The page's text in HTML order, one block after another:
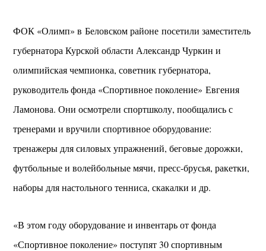
ФОК «Олимп» в Беловском районе посетили заместитель
губернатора Курской области Александр Чуркин и
олимпийская чемпионка, советник губернатора,
руководитель фонда «Спортивное поколение» Евгения
Ламонова. Они осмотрели спортшколу, пообщались с
тренерами и вручили спортивное оборудование:
тренажеры для силовых упражнений, беговые дорожки,
футбольные и волейбольные мячи, пресс-брусья, ракетки,
наборы для настольного тенниса, скакалки и др.
«В этом году оборудование и инвентарь от фонда
«Спортивное поколение» поступят 30 спортивным